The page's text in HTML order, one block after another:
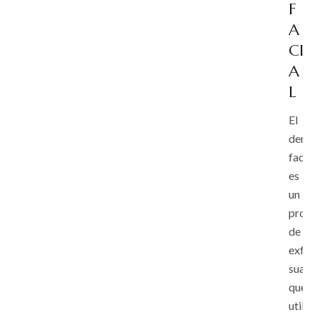
F
A
CI
A
L
El
facial
es
un
de
suave
que